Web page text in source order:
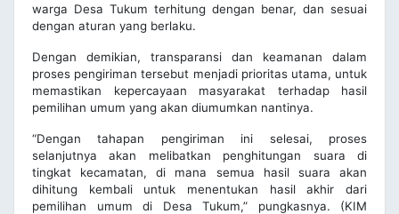
warga Desa Tukum terhitung dengan benar, dan sesuai
dengan aturan yang berlaku.
Dengan demikian, transparansi dan keamanan dalam
proses pengiriman tersebut menjadi prioritas utama, untuk
memastikan kepercayaan masyarakat terhadap hasil
pemilihan umum yang akan diumumkan nantinya.
“Dengan tahapan pengiriman ini selesai, proses
selanjutnya akan melibatkan penghitungan suara di
tingkat kecamatan, di mana semua hasil suara akan
dihitung kembali untuk menentukan hasil akhir dari
pemilihan umum di Desa Tukum,” pungkasnya. (KIM